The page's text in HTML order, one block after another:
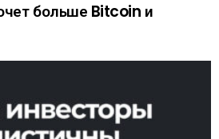
больше Bitcoin и